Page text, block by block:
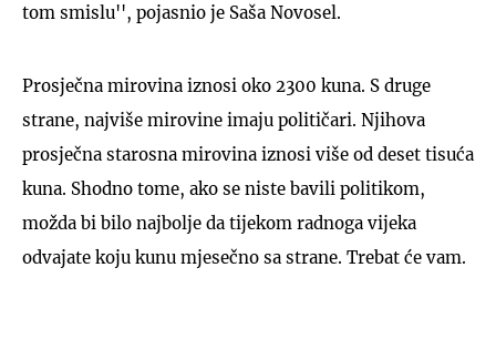
tom smislu'', pojasnio je Saša Novosel.
Prosječna mirovina iznosi oko 2300 kuna. S druge
strane, najviše mirovine imaju političari. Njihova
prosječna starosna mirovina iznosi više od deset tisuća
kuna. Shodno tome, ako se niste bavili politikom,
možda bi bilo najbolje da tijekom radnoga vijeka
odvajate koju kunu mjesečno sa strane. Trebat će vam.